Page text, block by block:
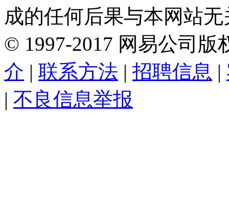
成的任何后果与本网站
© 1997-2017 网易公司版
介 | 联系方法 | 招聘信息 |
| 不良信息举报